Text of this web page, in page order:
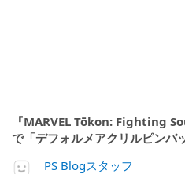
『MARVEL Tōkon: Fighting
で「デフォルメアクリルピンバ
PS Blogスタッフ